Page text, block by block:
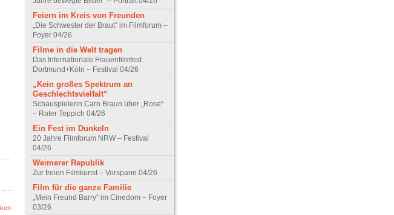
Feiern im Kreis von Freunden
„Die Schwester der Braut“ im Filmforum –
Foyer 04/26
Filme in die Welt tragen
Das Internationale Frauenfilmfest
Dortmund+Köln – Festival 04/26
„Kein großes Spektrum an
Geschlechtsvielfalt“
Schauspielerin Caro Braun über „Rose“
– Roter Teppich 04/26
Ein Fest im Dunkeln
20 Jahre Filmforum NRW – Festival
04/26
Weimerer Republik
Zur freien Filmkunst – Vorspann 04/26
Film für die ganze Familie
„Mein Freund Barry“ im Cinedom – Foyer
03/26